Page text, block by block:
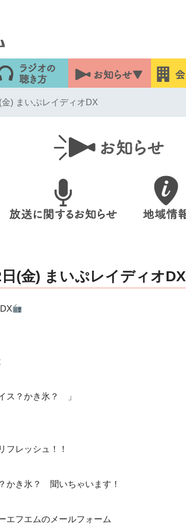
) まいぷレイディオDX
日(金) まいぷレイディオDX
ス？かき氷？ 」
フレッシュ！！
かき氷？ 聞いちゃいます！
エフエムのメールフォーム